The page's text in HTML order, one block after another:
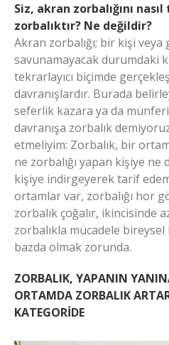
Siz, akran zorbalığını nasıl
zorbalıktır? Ne değildir?
Akran zorbalığı; bir kişi
savunamayacak durumdaki
tekrarlayıcı biçimde
davranışlardır. Burada
seferlik kazara ya da
davranışa zorbalık
etmeliyim: Zorbalık, bir
ne zorbalığı yapan kişiye ne
kişiye indirgeyerek tarif
ortamlar var, zorbalığı hor
zorbalık çoğalır, ikincisinde
zorbalıkla mücadele
bazda olmak zorunda.
ZORBALIK, YAPANIN
ORTAMDA ZORBALIK
KATEGORİDE